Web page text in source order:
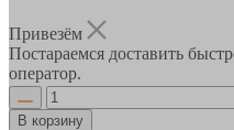
Привезём
Постараемся доставить
оператор.
В корзину